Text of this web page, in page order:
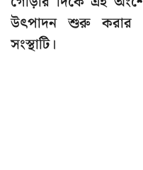
উৎপাদন শুরু করার
সংস্থাটি।